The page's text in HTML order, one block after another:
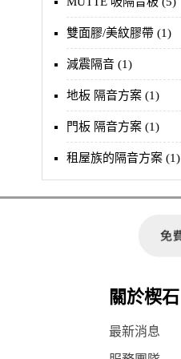
雙面膠/美紋膠帶 (1)
減震隔音 (1)
地板 隔音方案 (1)
門板 隔音方案 (1)
租屋族的隔音方案 (1)
關於楔石
最新消息